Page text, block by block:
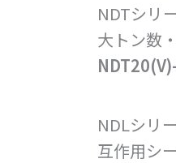
NDTシリ
大トン数
NDLシリ
互作用シ